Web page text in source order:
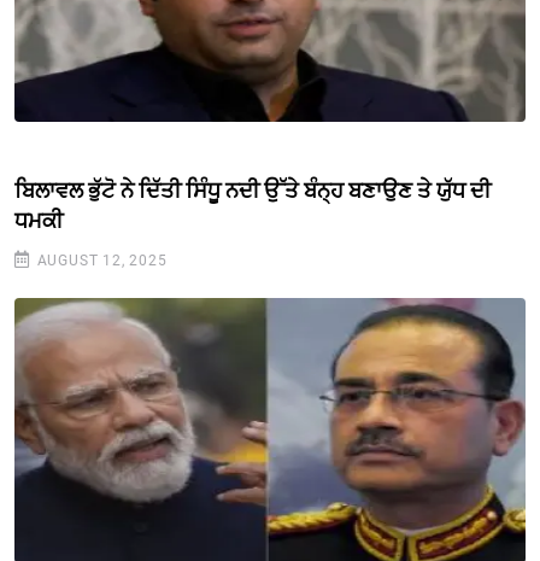
ਬਿਲਾਵਲ ਭੁੱਟੋ ਨੇ ਦਿੱਤੀ ਸਿੰਧੂ ਨਦੀ ਉੱਤੇ ਬੰਨ੍ਹ ਬਣਾਉਣ ਤੇ ਯੁੱਧ ਦੀ
ਧਮਕੀ
AUGUST 12, 2025